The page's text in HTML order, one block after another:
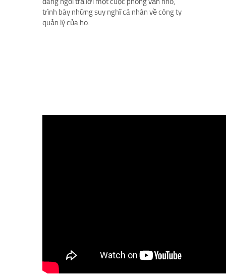
trình bày những suy nghĩ cá nhân về công ty
quản lý của họ.